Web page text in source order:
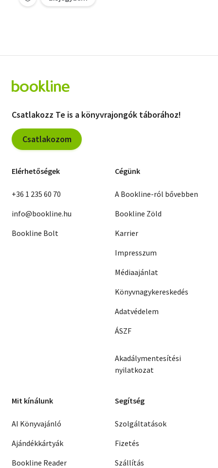
Csatlakozz Te is a könyvrajongók táborához!
Csatlakozom
Elérhetőségek
+36 1 235 60 70
info@bookline.hu
Bookline Bolt
Cégünk
A Bookline-ról bővebben
Bookline Zöld
Karrier
Impresszum
Médiaajánlat
Könyvnagykereskedés
Adatvédelem
ÁSZF
Akadálymentesítési
nyilatkozat
Mit kínálunk
AI Könyvajánló
Ajándékkártyák
Bookline Reader
Segítség
Szolgáltatások
Fizetés
Szállítás